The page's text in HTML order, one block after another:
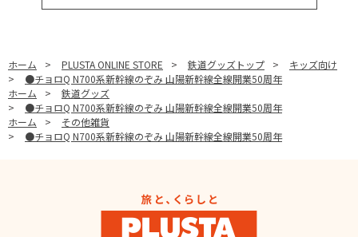
ホーム > PLUSTA ONLINE STORE > 鉄道グッズトップ >
キッズ向け
>
●チョロQ N700系新幹線のぞみ 山陽新幹線全線開業50周年
ホーム
>
鉄道グッズ
>
●チョロQ N700系新幹線のぞみ 山陽新幹線全線開業50周年
ホーム
>
その他雑貨
>
●チョロQ N700系新幹線のぞみ 山陽新幹線全線開業50周年